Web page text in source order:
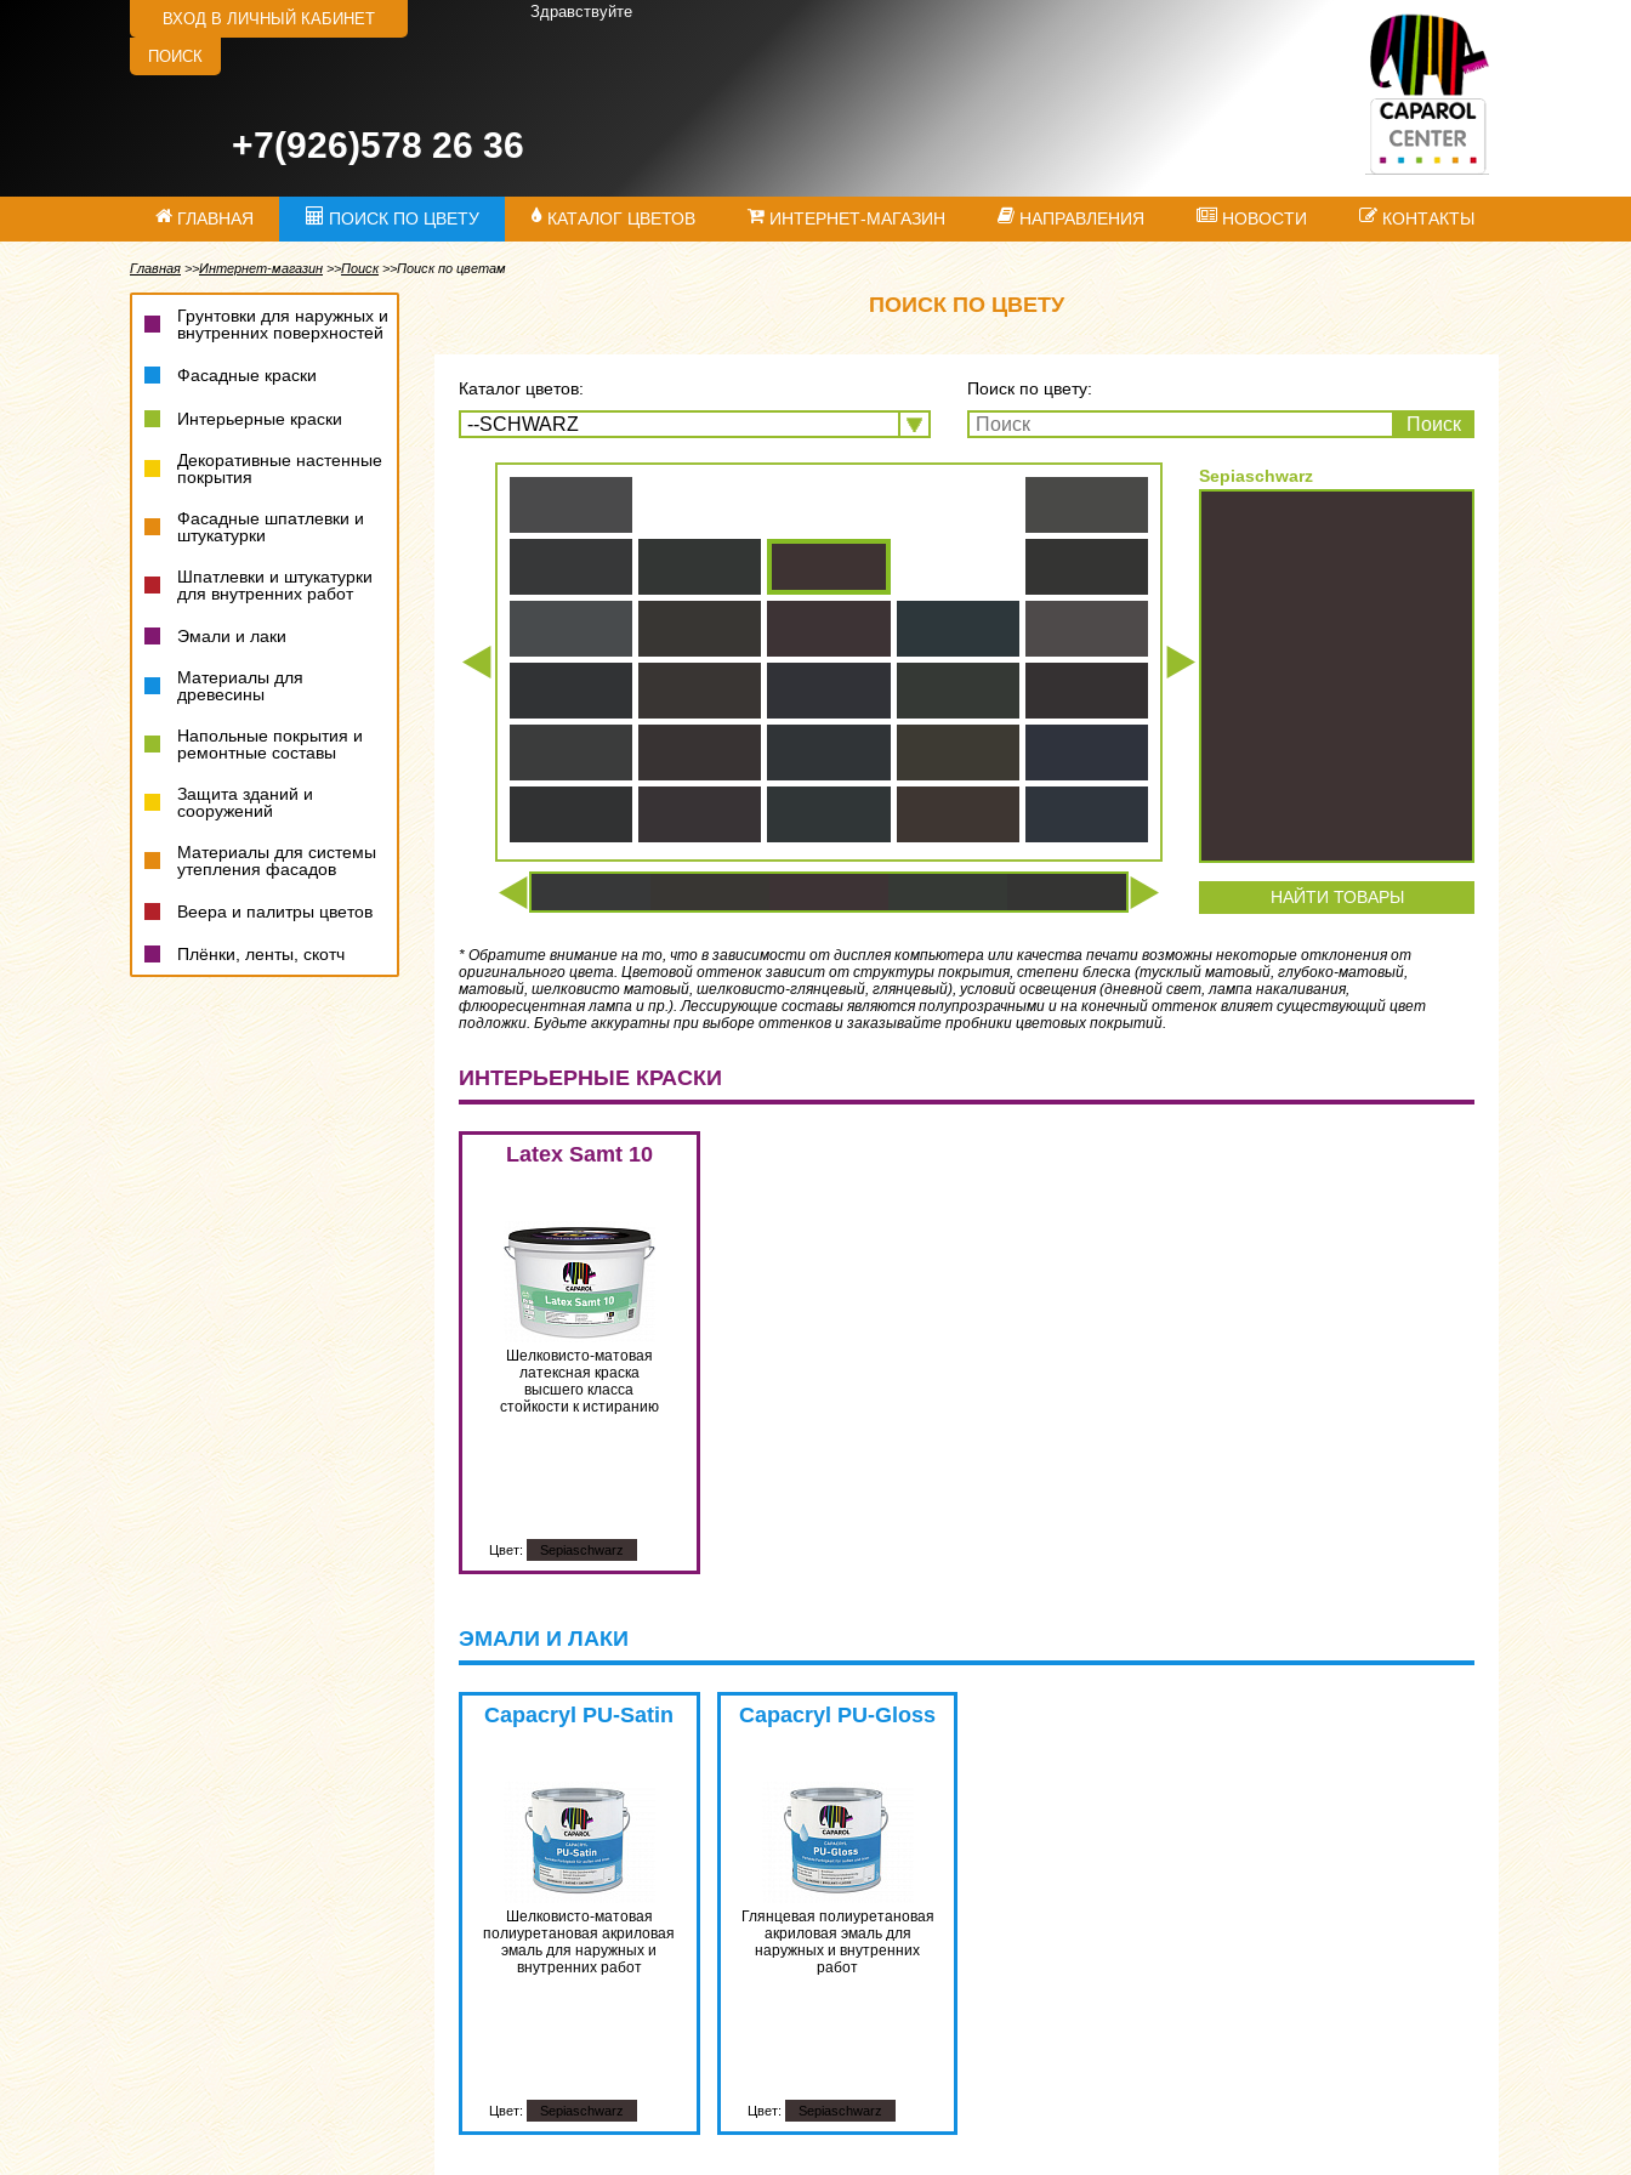
ВХОД В ЛИЧНЫЙ КАБИНЕТ Здравствуйте
ПОИСК
+7(926)578 26 36
ГЛАВНАЯ ПОИСК ПО ЦВЕТУ КАТАЛОГ ЦВЕТОВ ИНТЕРНЕТ-МАГАЗИН НАПРАВЛЕНИЯ НОВОСТИ КОНТАКТЫ
Главная Интернет-магазин Поиск Поиск по цветам
Грунтовки для наружных и
внутренних поверхностей
Фасадные краски
Интерьерные краски
Декоративные настенные
покрытия
Фасадные шпатлевки и
штукатурки
Шпатлевки и штукатурки
для внутренних работ
Эмали и лаки
Материалы для
древесины
Напольные покрытия и
ремонтные составы
Защита зданий и
сооружений
Материалы для системы
утепления фасадов
Веера и палитры цветов
Плёнки, ленты, скотч
ПОИСК ПО ЦВЕТУ
Каталог цветов: Поиск по цвету:
Поиск
Sepiaschwarz
НАЙТИ ТОВАРЫ
* Обратите внимание на то, что в зависимости от дисплея компьютера или качества печати возможны некоторые отклонения от
оригинального цвета. Цветовой оттенок зависит от структуры покрытия, степени блеска (тусклый матовый, глубоко-матовый,
матовый, шелковисто матовый, шелковисто-глянцевый, глянцевый), условий освещения (дневной свет, лампа накаливания,
флюоресцентная лампа и пр.). Лессирующие составы являются полупрозрачными и на конечный оттенок влияет существующий цвет
подложки. Будьте аккуратны при выборе оттенков и заказывайте пробники цветовых покрытий.
ИНТЕРЬЕРНЫЕ КРАСКИ
Latex Samt 10
Шелковисто-матовая
латексная краска
высшего класса
стойкости к истиранию
Цвет: Sepiaschwarz
ЭМАЛИ И ЛАКИ
Capacryl PU-Satin
Шелковисто-матовая
полиуретановая акриловая
эмаль для наружных и
внутренних работ
Цвет: Sepiaschwarz
Capacryl PU-Gloss
Глянцевая полиуретановая
акриловая эмаль для
наружных и внутренних
работ
Цвет: Sepiaschwarz